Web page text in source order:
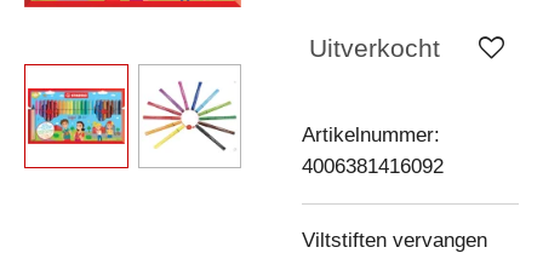
Uitverkocht
Artikelnummer:
4006381416092
Viltstiften vervangen